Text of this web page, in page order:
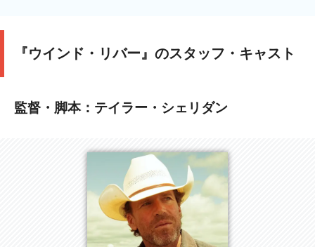
『ウインド・リバー』のスタッフ・キャスト
監督・脚本：テイラー・シェリダン